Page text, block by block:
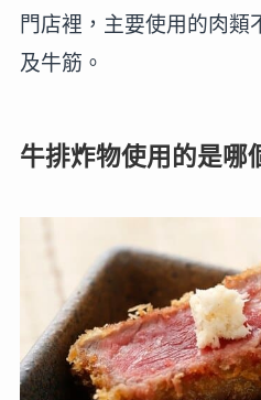
門店裡，主要使用的肉類
及牛筋。
牛排炸物使用的是哪